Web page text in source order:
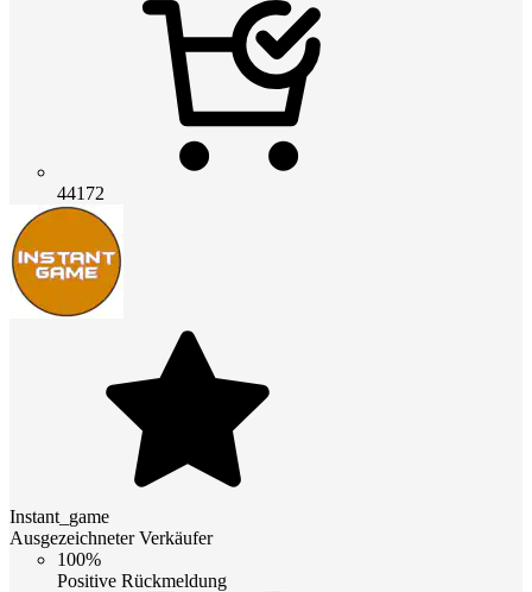
44172
Instant_game
Ausgezeichneter Verkäufer
100%
Positive Rückmeldung